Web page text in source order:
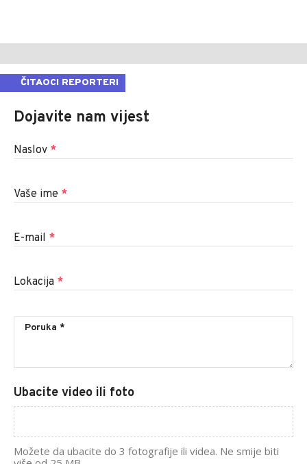
ČITAOCI REPORTERI
Dojavite nam vijest
Naslov *
Vaše ime *
E-mail *
Lokacija *
Ubacite video ili foto
Možete da ubacite do 3 fotografije ili videa. Ne smije biti